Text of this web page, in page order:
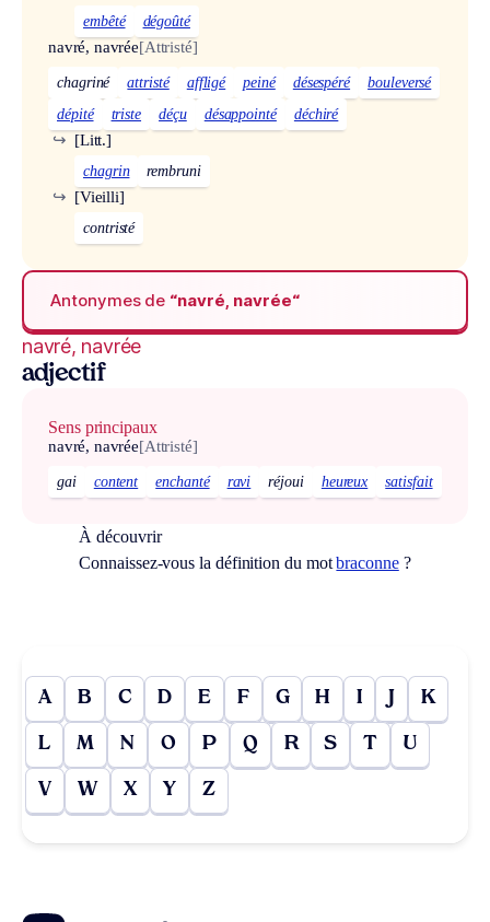
embêté dégoûté
navré, navrée[Attristé]
chagriné attristé affligé peiné désespéré
bouleversé
dépité
triste déçu désappointé déchiré
[Litt.]
↪
chagrin rembruni
[Vieilli]
↪
contristé
Antonymes de “navré, navrée“
navré, navrée
adjectif
Sens principaux
navré, navrée[Attristé]
gai content enchanté ravi réjoui heureux satisfait
À découvrir
Connaissez-vous la définition du motbraconne?
A B C D E F G H I J K
L M N O P Q R S T U
V W X Y Z